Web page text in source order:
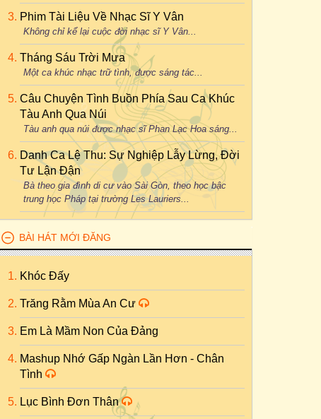
Phim Tài Liệu Về Nhạc Sĩ Y Vân
Không chỉ kể lại cuộc đời nhạc sĩ Y Vân...
Tháng Sáu Trời Mưa
Một ca khúc nhạc trữ tình, được sáng tác...
Câu Chuyện Tình Buồn Phía Sau Ca Khúc
Tàu Anh Qua Núi
Tàu anh qua núi được nhạc sĩ Phan Lạc Hoa sáng...
Danh Ca Lệ Thu: Sự Nghiệp Lẫy Lừng, Đời
Tư Lận Đận
Bà theo gia đình di cư vào Sài Gòn, theo học bậc
trung học Pháp tại trường Les Lauriers...
BÀI HÁT MỚI ĐĂNG
Khóc Đấy
Trăng Rằm Mùa An Cư
Em Là Mầm Non Của Đảng
Mashup Nhớ Gấp Ngàn Lần Hơn - Chân
Tình
Lục Bình Đơn Thân